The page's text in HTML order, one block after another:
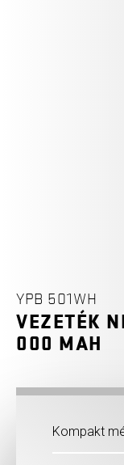
YPB 501WH
VEZETÉK
000 MAH
Kompakt